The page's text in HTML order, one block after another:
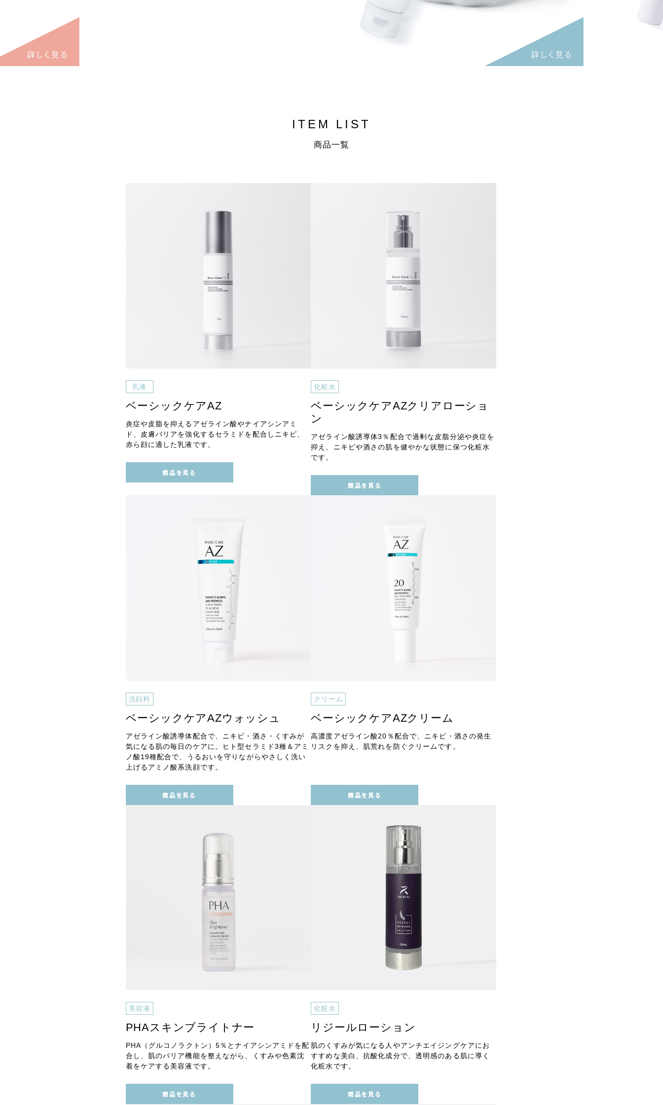
ITEM LIST
商品一覧
乳液
ベーシックケアAZ
炎症や皮脂を抑えるアゼライン酸やナイアシンアミ
ド、皮膚バリアを強化するセラミドを配合しニキビ、
赤ら顔に適した乳液です。
商品を見る
化粧水
ベーシックケアAZクリアローショ
ン
アゼライン酸誘導体3％配合で過剰な皮脂分泌や炎症を
抑え、ニキビや酒さの肌を健やかな状態に保つ化粧水
です。
商品を見る
洗顔料
ベーシックケアAZウォッシュ
アゼライン酸誘導体配合で、ニキビ・酒さ・くすみが
気になる肌の毎日のケアに。ヒト型セラミド3種＆アミ
ノ酸19種配合で、うるおいを守りながらやさしく洗い
上げるアミノ酸系洗顔です。
商品を見る
クリーム
ベーシックケアAZクリーム
高濃度アゼライン酸20％配合で、ニキビ・酒さの発生
リスクを抑え、肌荒れを防ぐクリームです。
商品を見る
美容液
PHAスキンブライトナー
PHA（グルコノラクトン）5％とナイアシンアミドを配
合し、肌のバリア機能を整えながら、くすみや色素沈
着をケアする美容液です。
商品を見る
化粧水
リジールローション
肌のくすみが気になる人やアンチエイジングケアにお
すすめな美白、抗酸化成分で、透明感のある肌に導く
化粧水です。
商品を見る